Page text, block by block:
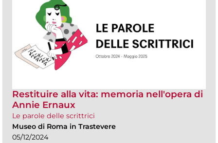
Restituire alla vita: memoria nell'opera di
Annie Ernaux
Le parole delle scrittrici
Museo di Roma in Trastevere
05/12/2024